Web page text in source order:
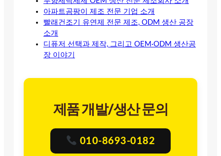
아파트곰팡이 제조 전문 기업 소개
빨래건조기 유연제 전문 제조, ODM 생산 공장
소개
디퓨저 선택과 제작, 그리고 OEM·ODM 생산공
장 이야기
제품 개발/생산 문의
010-8693-0182